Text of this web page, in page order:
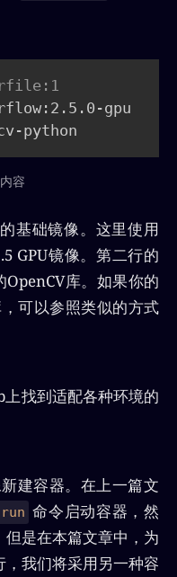
gpu
python
容
基础镜像。这里使用
GPU镜像。第二行的
库。如果你的
可以参照类似的方式
找到适配各种环境的
建容器。在上一篇文
命令启动容器，然
是在本篇文章中，为
我们将采用另一种容